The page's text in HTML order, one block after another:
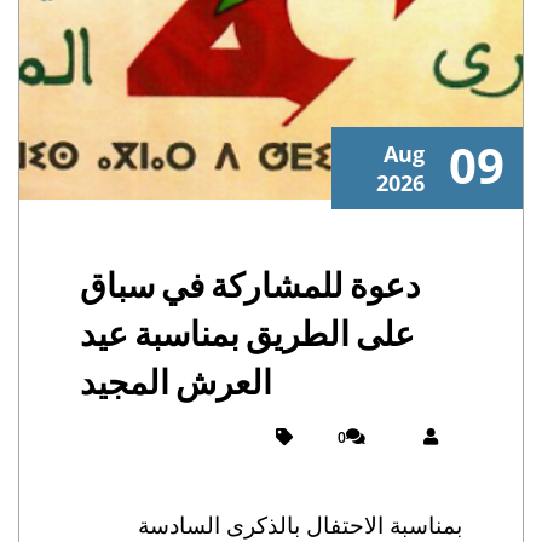
09
Aug
2026
دعوة للمشاركة في سباق
على الطريق بمناسبة عيد
العرش المجيد
0
بمناسبة الاحتفال بالذكرى السادسة